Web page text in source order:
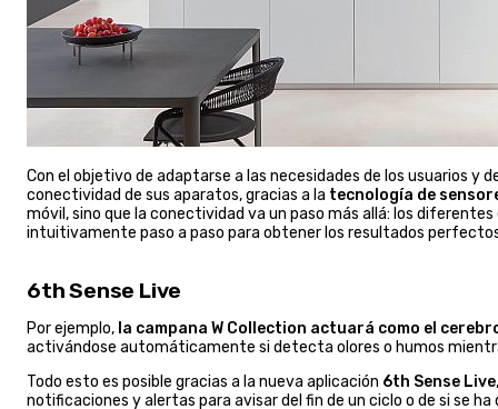
Con el objetivo de adaptarse a las necesidades de los usuarios y
conectividad de sus aparatos, gracias a la tecnología de
móvil, sino que la conectividad va un paso más allá: los
intuitivamente paso a paso para obtener los resultados
6th Sense Live
Por ejemplo, la campana W Collection actuará como el
activándose automáticamente si detecta olores o humos
Todo esto es posible gracias a la nueva aplicación 6th Sense Live
notificaciones y alertas para avisar del fin de un ciclo o de si se